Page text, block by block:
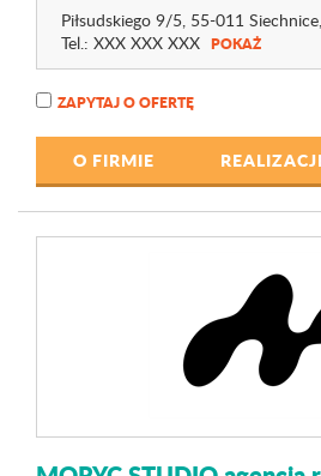
Piłsudskiego 9/5, 55-011 Siechnice,
Tel.: XXX XXX XXX POKAŻ
ZAPYTAJ O OFERTĘ
O FIRMIE